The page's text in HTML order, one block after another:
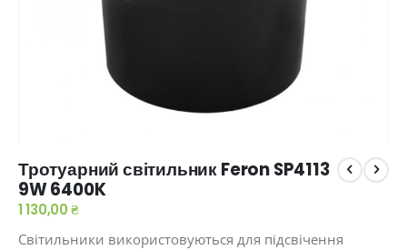
до
початку
галереї
Тротуарний світильник Feron SP4113
9W 6400K
1 130,00 ₴
Світильники використовуються для підсвічення